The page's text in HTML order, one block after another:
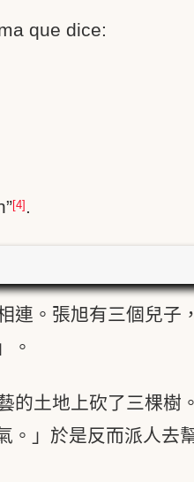
que dice:
[4] .
。張旭有三個兒子
。
的土地上砍了三棵樹
。」於是反而派人去